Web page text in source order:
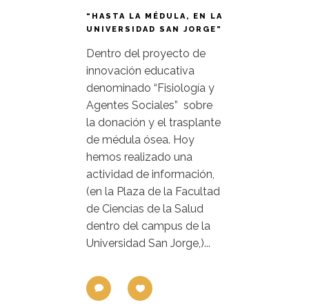
“HASTA LA MÉDULA, EN LA
UNIVERSIDAD SAN JORGE”
Dentro del proyecto de
innovación educativa
denominado “Fisiología y
Agentes Sociales” sobre
la donación y el trasplante
de médula ósea. Hoy
hemos realizado una
actividad de información,
(en la Plaza de la Facultad
de Ciencias de la Salud
dentro del campus de la
Universidad San Jorge,)...